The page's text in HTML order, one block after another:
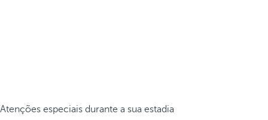
Atenções especiais durante a sua estadia